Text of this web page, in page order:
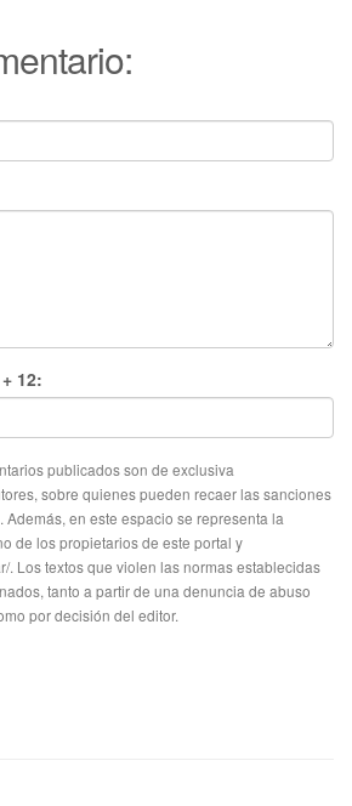
12:
publicados son de exclusiva
sobre quienes pueden recaer las sanciones
en este espacio se representa la
de los propietarios de este portal y
. Los textos que violen las normas establecidas
tanto a partir de una denuncia de abuso
por decisión del editor.